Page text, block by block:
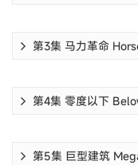
第3集 马力革命
第4集 零度以下
第5集 巨型建筑